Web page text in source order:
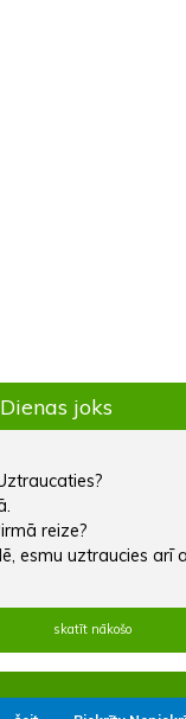
Dienas joks
reize?
esmu uztraucies arī
skatīt nākošo